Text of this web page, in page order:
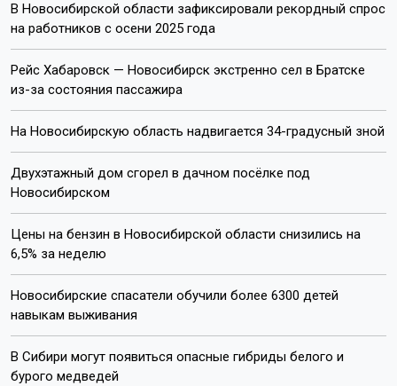
В Новосибирской области зафиксировали рекордный спрос
на работников с осени 2025 года
Рейс Хабаровск — Новосибирск экстренно сел в Братске
из-за состояния пассажира
На Новосибирскую область надвигается 34-градусный зной
Двухэтажный дом сгорел в дачном посёлке под
Новосибирском
Цены на бензин в Новосибирской области снизились на
6,5% за неделю
Новосибирские спасатели обучили более 6300 детей
навыкам выживания
В Сибири могут появиться опасные гибриды белого и
бурого медведей